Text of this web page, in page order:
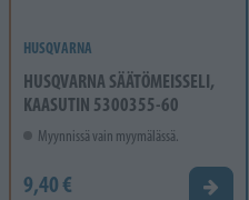
HUSQVARNA
HUSQVARNA SÄÄTÖMEISSELI,
KAASUTIN 5300355-60
Myynnissä vain myymälässä.
9,40 €